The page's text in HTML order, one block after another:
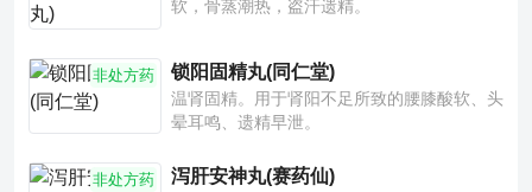
软，骨蒸潮热，盗汗遗精。
非处方药 锁阳固精丸(同仁堂)
温肾固精。用于肾阳不足所致的腰膝酸软、头
晕耳鸣、遗精早泄。
非处方药 泻肝安神丸(赛药仙)